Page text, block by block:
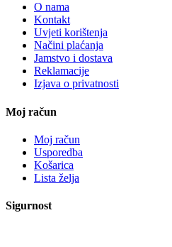
O nama
Kontakt
Uvjeti korištenja
Načini plaćanja
Jamstvo i dostava
Reklamacije
Izjava o privatnosti
Moj račun
Moj račun
Usporedba
Košarica
Lista želja
Sigurnost